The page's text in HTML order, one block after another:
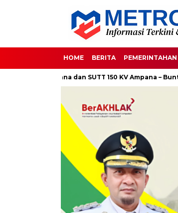
HOME BERITA PEMERINTAHAN
Ampana dan SUTT 150 KV Ampana – Bunta